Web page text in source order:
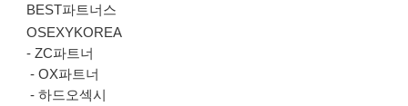
BEST파트너스
OSEXYKOREA
-ZC파트너
-OX파트너
-하드오섹시